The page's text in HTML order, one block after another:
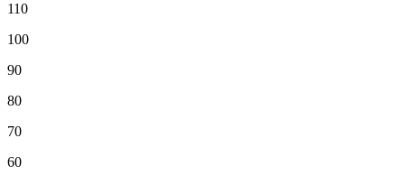
110
100
90
80
70
60